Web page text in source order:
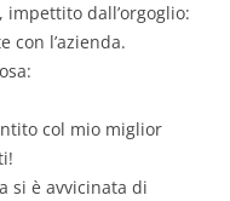
dall’orgoglio:
con l’azienda.
col mio miglior
si è avvicinata di